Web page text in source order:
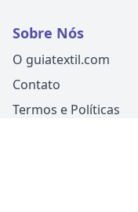
Sobre Nós
O guiatextil.com
Contato
Termos e Políticas